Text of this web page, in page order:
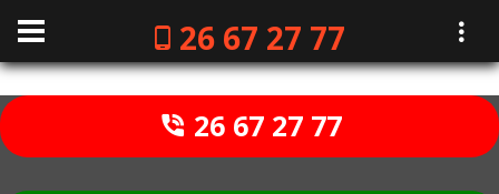
26 67 27 77
26 67 27 77